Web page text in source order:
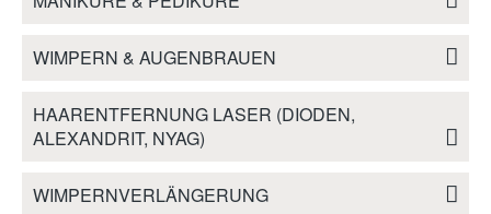
WIMPERN & AUGENBRAUEN
HAARENTFERNUNG LASER (DIODEN,
ALEXANDRIT, NYAG)
WIMPERNVERLÄNGERUNG